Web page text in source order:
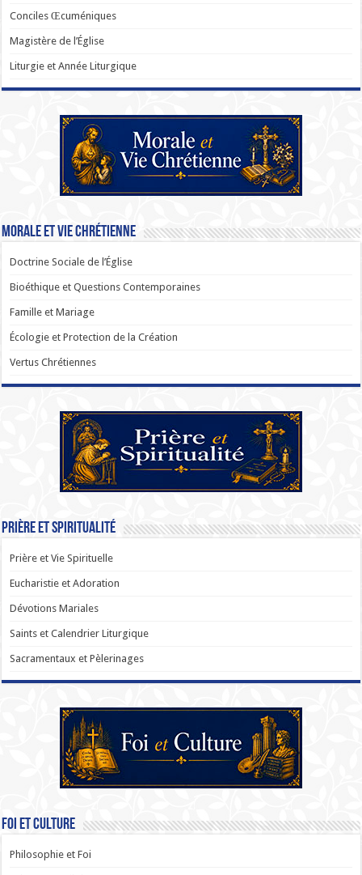
Conciles Œcuméniques
Magistère de l’Église
Liturgie et Année Liturgique
Morale et Vie Chrétienne
Doctrine Sociale de l’Église
Bioéthique et Questions Contemporaines
Famille et Mariage
Écologie et Protection de la Création
Vertus Chrétiennes
Prière et Spiritualité
Prière et Vie Spirituelle
Eucharistie et Adoration
Dévotions Mariales
Saints et Calendrier Liturgique
Sacramentaux et Pèlerinages
Foi et Culture
Philosophie et Foi